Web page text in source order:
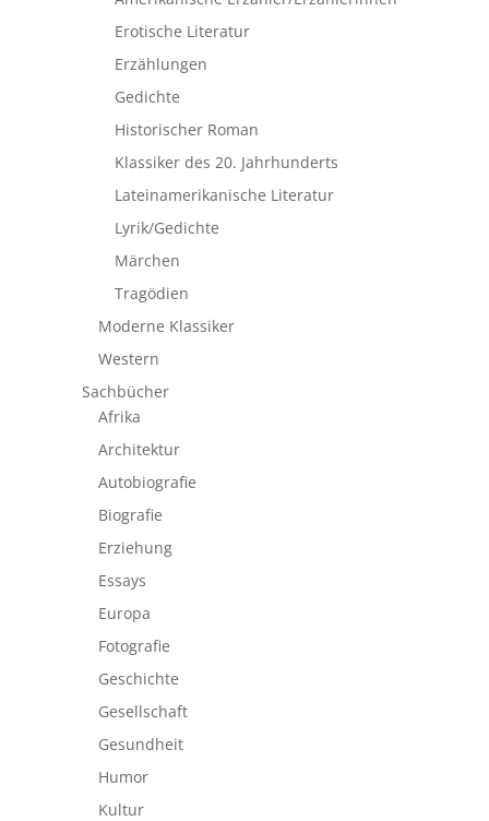
Erotische Literatur
Erzählungen
Gedichte
Historischer Roman
Klassiker des 20. Jahrhunderts
Lateinamerikanische Literatur
Lyrik/Gedichte
Märchen
Tragödien
Moderne Klassiker
Western
Sachbücher
Afrika
Architektur
Autobiografie
Biografie
Erziehung
Essays
Europa
Fotografie
Geschichte
Gesellschaft
Gesundheit
Humor
Kultur